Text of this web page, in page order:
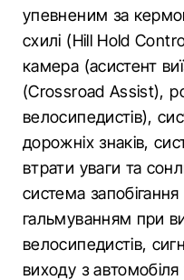
упевненим за
схилі (Hill Hold
камера (асистент
(Crossroad Assist),
велосипедистів),
дорожніх знаків,
втрати уваги та
система
гальмуванням при
велосипедистів,
виходу з